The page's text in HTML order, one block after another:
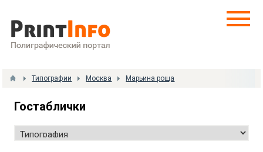
Типографии Москва Марьина роща
Гостаблички